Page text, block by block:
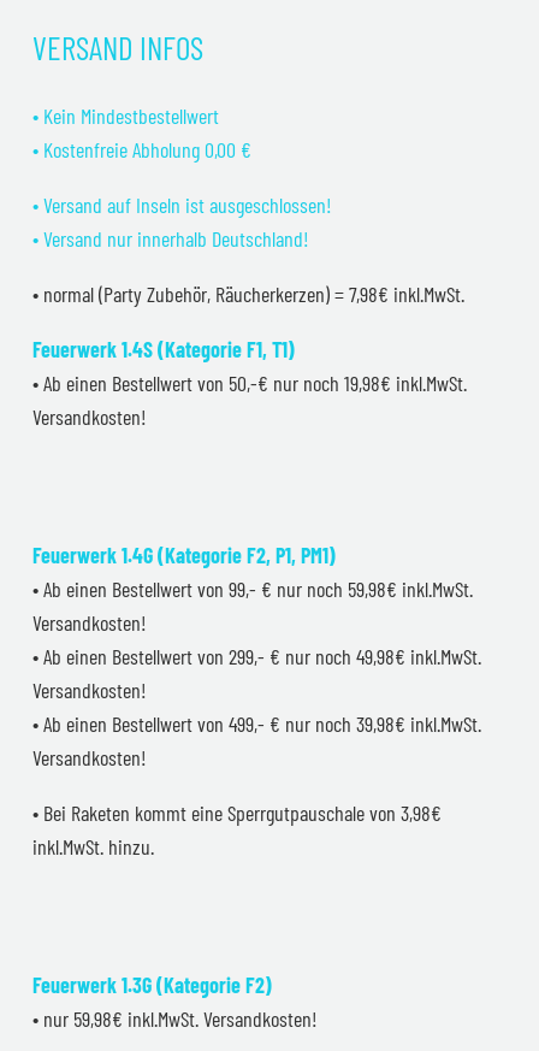
VERSAND INFOS
• Kein Mindestbestellwert
• Kostenfreie Abholung 0,00 €
• Versand auf Inseln ist ausgeschlossen!
• Versand nur innerhalb Deutschland!
• normal (Party Zubehör, Räucherkerzen) = 7,98€ inkl.MwSt.
Feuerwerk 1.4S (Kategorie F1, T1)
• Ab einen Bestellwert von 50,-€ nur noch 19,98€ inkl.MwSt.
Versandkosten!
Feuerwerk 1.4G (Kategorie F2, P1, PM1)
• Ab einen Bestellwert von 99,- € nur noch 59,98€ inkl.MwSt.
Versandkosten!
• Ab einen Bestellwert von 299,- € nur noch 49,98€ inkl.MwSt.
Versandkosten!
• Ab einen Bestellwert von 499,- € nur noch 39,98€ inkl.MwSt.
Versandkosten!
• Bei Raketen kommt eine Sperrgutpauschale von 3,98€
inkl.MwSt. hinzu.
Feuerwerk 1.3G (Kategorie F2)
• nur 59,98€ inkl.MwSt. Versandkosten!